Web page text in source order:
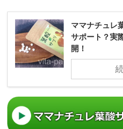
ママナチュレ
サポート？実
開！